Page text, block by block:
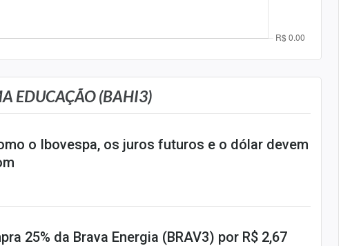
EDUCAÇÃO (BAHI3)
o Ibovespa, os juros futuros e o dólar devem
25% da Brava Energia (BRAV3) por R$ 2,67